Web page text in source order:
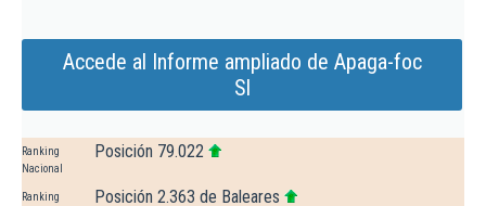
Accede al Informe ampliado de Apaga-foc
Sl
Ranking
Nacional
Posición 79.022
Ranking
Posición 2.363 de Baleares